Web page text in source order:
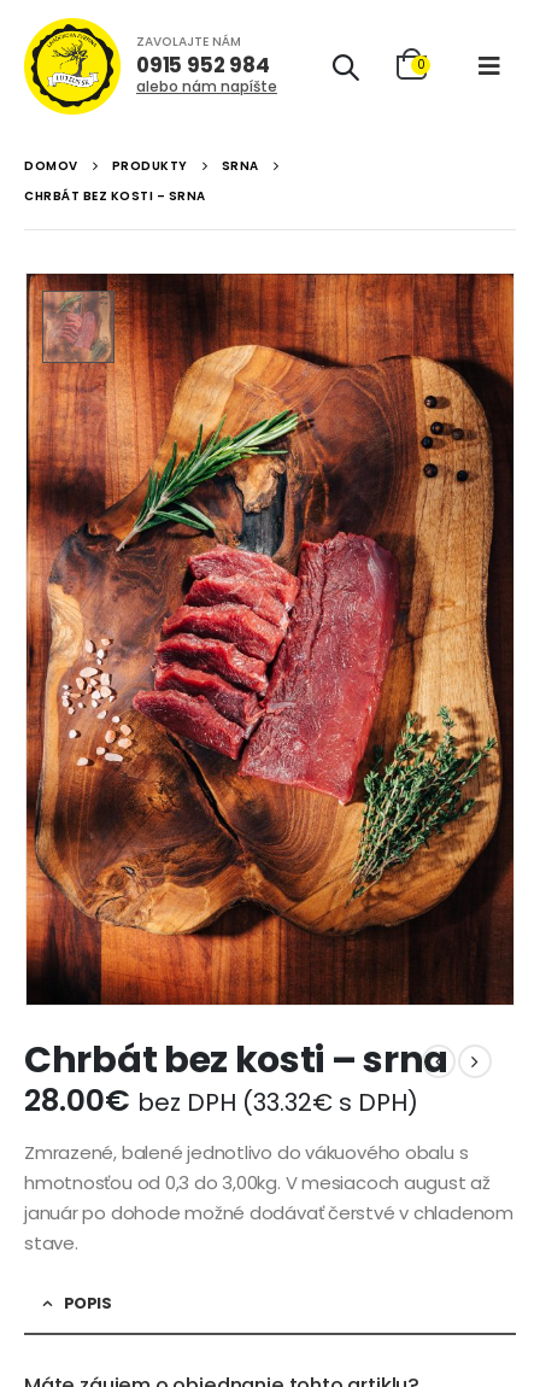
ZAVOLAJTE NÁM
0915 952 984
alebo nám napíšte
0
DOMOV PRODUKTY
SRNA
CHRBÁT BEZ KOSTI – SRNA
Chrbát bez kosti – srna
28.00€ bez DPH (33.32€ s DPH)
Zmrazené, balené jednotlivo do vákuového obalu s
hmotnosťou od 0,3 do 3,00kg. V mesiacoch august až
január po dohode možné dodávať čerstvé v chladenom
stave.
POPIS